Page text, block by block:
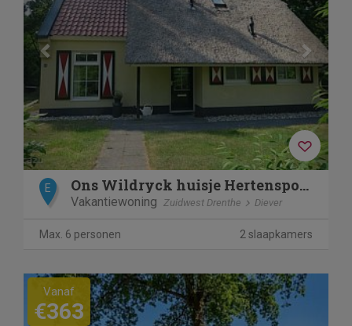
E Ons Wildryck huisje Hertenspoor66 Diever
Vakantiewoning Zuidwest Drenthe Diever
Max. 6 personen 2 slaapkamers
Vanaf
€363